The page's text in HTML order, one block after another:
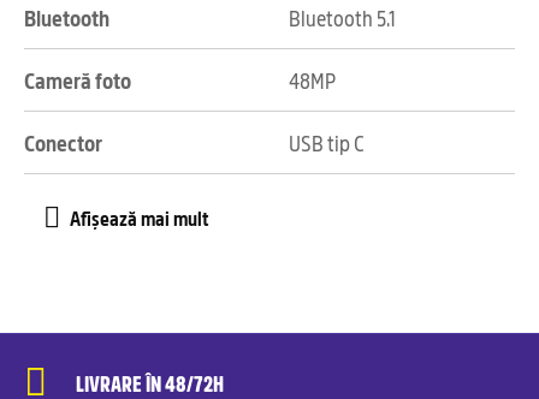
Bluetooth Bluetooth 5.1
Cameră foto 48MP
Conector USB tip C
LIVRARE ÎN 48/72H